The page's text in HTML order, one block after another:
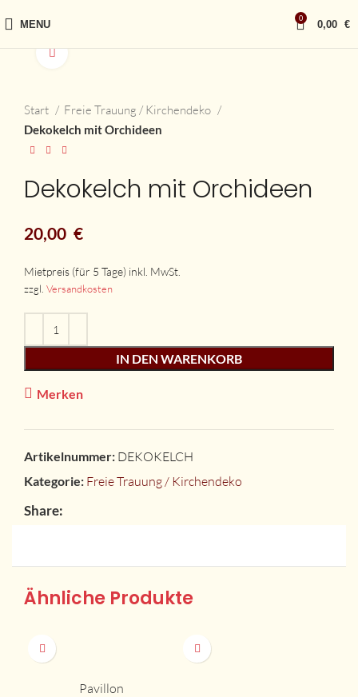
MENU 0 0,00 €
vergrößern
Start Freie Trauung / Kirchendeko
Dekokelch mit Orchideen
Dekokelch mit Orchideen
20,00 €
zzgl. Versandkosten
IN DEN WARENKORB
Merken
Artikelnummer: DEKOKELCH
Kategorie: Freie Trauung / Kirchendeko
Share:
Ähnliche Produkte
Pavillon